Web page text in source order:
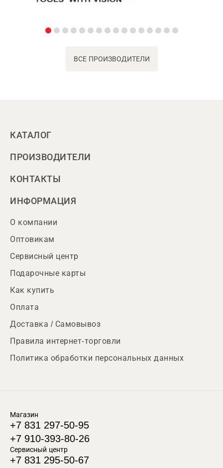
ВСЕ ПРОИЗВОДИТЕЛИ
КАТАЛОГ
ПРОИЗВОДИТЕЛИ
КОНТАКТЫ
ИНФОРМАЦИЯ
О компании
Оптовикам
Сервисный центр
Подарочные карты
Как купить
Оплата
Доставка / Самовывоз
Правила интернет-торговли
Политика обработки персональных данных
Магазин
+7 831 297-50-95
+7 910-393-80-26
Сервисный центр
+7 831 295-50-67